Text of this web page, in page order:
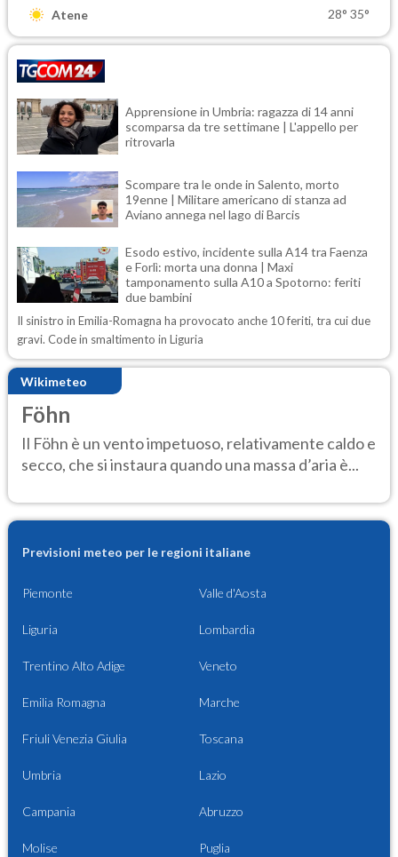
Atene 28° 35°
Apprensione in Umbria: ragazza di 14 anni
scomparsa da tre settimane | L'appello per
ritrovarla
Scompare tra le onde in Salento, morto
19enne | Militare americano di stanza ad
Aviano annega nel lago di Barcis
Esodo estivo, incidente sulla A14 tra Faenza
e Forlì: morta una donna | Maxi
tamponamento sulla A10 a Spotorno: feriti
due bambini
Il sinistro in Emilia-Romagna ha provocato anche 10 feriti, tra cui due
gravi. Code in smaltimento in Liguria
Wikimeteo
Föhn
Il Föhn è un vento impetuoso, relativamente caldo e
secco, che si instaura quando una massa d’aria è...
Previsioni meteo per le regioni italiane
Piemonte Valle d'Aosta
Liguria Lombardia
Trentino Alto Adige Veneto
Emilia Romagna Marche
Friuli Venezia Giulia Toscana
Umbria Lazio
Campania Abruzzo
Molise Puglia